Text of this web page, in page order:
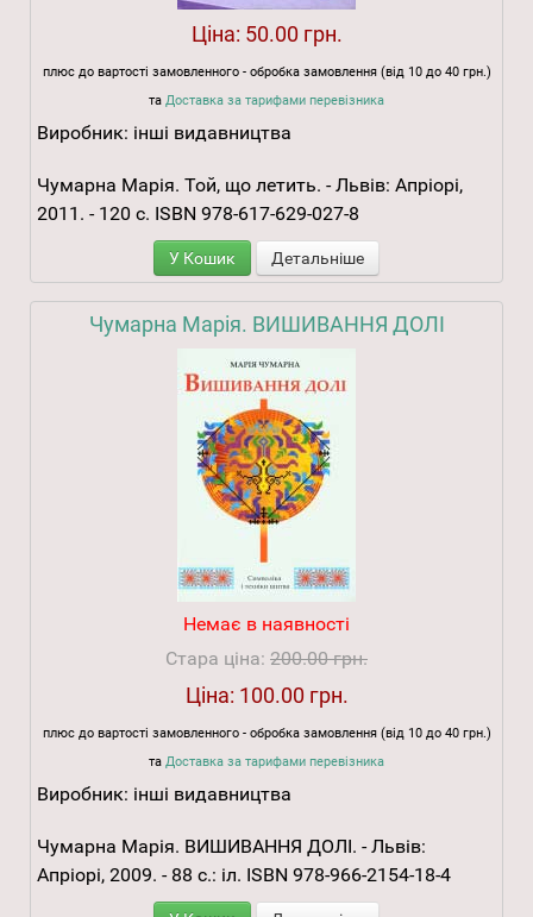
Ціна: 50.00 грн.
плюс до вартості замовленного - обробка замовлення (від 10 до 40 грн.)
та Доставка за тарифами перевізника
Виробник: інші видавництва
Чумарна Марія. Той, що летить. - Львів: Апріорі,
2011. - 120 с. ISBN 978-617-629-027-8
У Кошик Детальніше
Чумарна Марія. ВИШИВАННЯ ДОЛІ
Немає в наявності
Стара ціна: 200.00 грн.
Ціна: 100.00 грн.
плюс до вартості замовленного - обробка замовлення (від 10 до 40 грн.)
та Доставка за тарифами перевізника
Виробник: інші видавництва
Чумарна Марія. ВИШИВАННЯ ДОЛІ. - Львів:
Апріорі, 2009. - 88 с.: іл. ISBN 978-966-2154-18-4